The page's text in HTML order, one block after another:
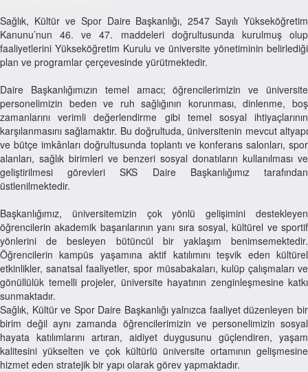
Sağlık, Kültür ve Spor Daire Başkanlığı, 2547 Sayılı Yükseköğretim
Kanunu’nun 46. ve 47. maddeleri doğrultusunda kurulmuş olup
faaliyetlerini Yükseköğretim Kurulu ve üniversite yönetiminin belirlediği
plan ve programlar çerçevesinde yürütmektedir.
Daire Başkanlığımızın temel amacı; öğrencilerimizin ve üniversite
personelimizin beden ve ruh sağlığının korunması, dinlenme, boş
zamanlarını verimli değerlendirme gibi temel sosyal ihtiyaçlarının
karşılanmasını sağlamaktır. Bu doğrultuda, üniversitenin mevcut altyapı
ve bütçe imkânları doğrultusunda toplantı ve konferans salonları, spor
alanları, sağlık birimleri ve benzeri sosyal donatıların kullanılması ve
geliştirilmesi görevleri SKS Daire Başkanlığımız tarafından
üstlenilmektedir.
Başkanlığımız, üniversitemizin çok yönlü gelişimini destekleyen
öğrencilerin akademik başarılarının yanı sıra sosyal, kültürel ve sportif
yönlerini de besleyen bütüncül bir yaklaşım benimsemektedir.
Öğrencilerin kampüs yaşamına aktif katılımını teşvik eden kültürel
etkinlikler, sanatsal faaliyetler, spor müsabakaları, kulüp çalışmaları ve
gönüllülük temelli projeler, üniversite hayatının zenginleşmesine katkı
sunmaktadır.
Sağlık, Kültür ve Spor Daire Başkanlığı yalnızca faaliyet düzenleyen bir
birim değil aynı zamanda öğrencilerimizin ve personelimizin sosyal
hayata katılımlarını artıran, aidiyet duygusunu güçlendiren, yaşam
kalitesini yükselten ve çok kültürlü üniversite ortamının gelişmesine
hizmet eden stratejik bir yapı olarak görev yapmaktadır.